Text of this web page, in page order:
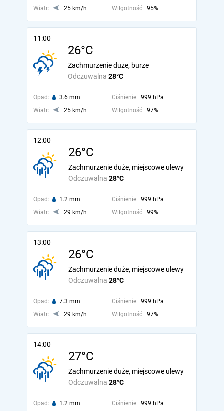
Wiatr:
25 km/h Wilgotność: 95%
11:00
26°C
Odczuwalna 28°C
Zachmurzenie duże, burze
Opad: 3.6 mm Ciśnienie: 999 hPa
Wiatr:
25 km/h Wilgotność: 97%
12:00
26°C
Odczuwalna 28°C
Zachmurzenie duże, miejscowe ulewy
Opad: 1.2 mm Ciśnienie: 999 hPa
Wiatr:
29 km/h Wilgotność: 99%
13:00
26°C
Odczuwalna 28°C
Zachmurzenie duże, miejscowe ulewy
Opad: 7.3 mm Ciśnienie: 999 hPa
Wiatr:
29 km/h Wilgotność: 97%
14:00
27°C
Odczuwalna 28°C
Zachmurzenie duże, miejscowe ulewy
Opad: 1.2 mm Ciśnienie: 999 hPa